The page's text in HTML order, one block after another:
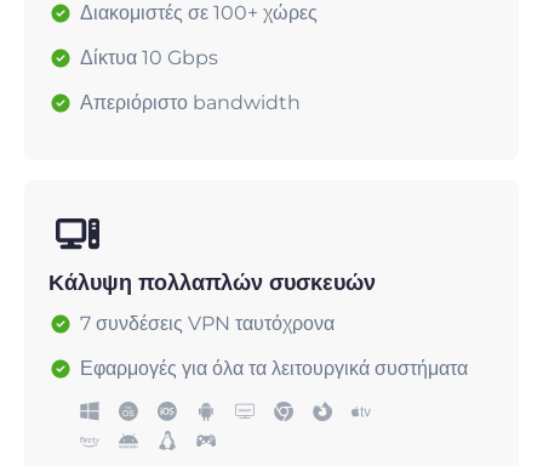
Διακομιστές σε 100+ χώρες
Δίκτυα 10 Gbps
Απεριόριστο bandwidth
Κάλυψη πολλαπλών συσκευών
7 συνδέσεις VPN ταυτόχρονα
Εφαρμογές για όλα τα λειτουργικά συστήματα